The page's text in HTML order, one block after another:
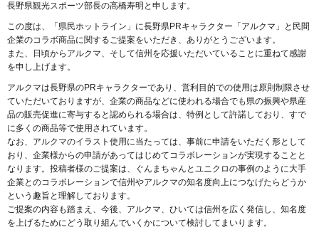
長野県観光スポーツ部長の高橋寿明と申します。
この度は、「県民ホットライン」に長野県PRキャラクター「アルクマ」と民間
企業のコラボ商品に関するご提案をいただき、ありがとうございます。
また、日頃からアルクマ、そして信州を応援いただいていることに重ねて感謝
を申し上げます。
アルクマは長野県のPRキャラクターであり、営利目的での使用は原則制限させ
ていただいておりますが、企業の商品などに使われる場合でも県の振興や県産
品の販売促進に寄与すると認められる場合は、特例として許諾しており、すで
に多くの商品等で使用されています。
なお、アルクマのイラスト使用に当たっては、事前に申請をいただく形として
おり、企業様からの申請があってはじめてコラボレーションが実現することと
なります。投稿者様のご提案は、ぐんまちゃんとユニクロの事例のように大手
企業とのコラボレーションで信州やアルクマの知名度向上につなげたらどうか
という趣旨と理解しております。
ご提案の内容も踏まえ、今後、アルクマ、ひいては信州を広く発信し、知名度
を上げるためにどう取り組んでいくかについて検討してまいります。